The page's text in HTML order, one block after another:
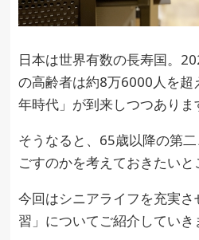
日本は世界有数の長寿国。
の高齢者は約8万6000人を
年時代」が到来しつつありま
そうなると、65歳以降の第
ごすのかを考えておきたいと
今回はシニアライフを充実
習」についてご紹介していき